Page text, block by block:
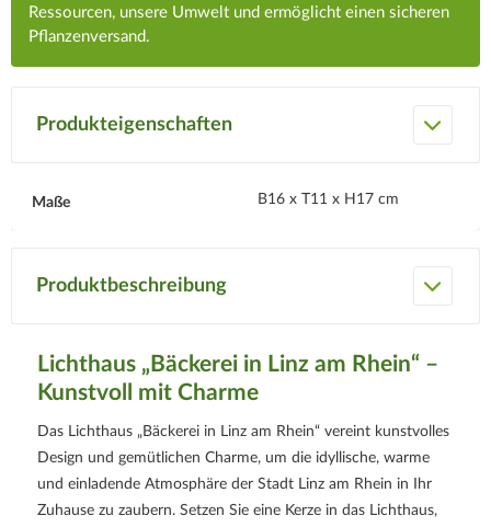
Ressourcen, unsere Umwelt und ermöglicht einen sicheren
Pflanzenversand.
Produkteigenschaften
Maße B16 x T11 x H17 cm
Produktbeschreibung
Lichthaus „Bäckerei in Linz am Rhein“ –
Kunstvoll mit Charme
Das Lichthaus „Bäckerei in Linz am Rhein“ vereint kunstvolles
Design und gemütlichen Charme, um die idyllische, warme
und einladende Atmosphäre der Stadt Linz am Rhein in Ihr
Zuhause zu zaubern. Setzen Sie eine Kerze in das Lichthaus,